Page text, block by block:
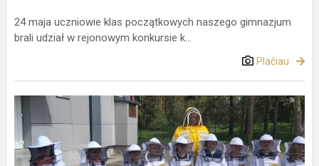
24 maja uczniowie klas początkowych naszego gimnazjum
brali udział w rejonowym konkursie k...
Plačiau
DZIELIMY
SIĘ
DOBRYMI
PRAKTYKAMI